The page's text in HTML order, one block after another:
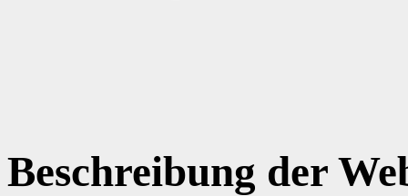
Beschreibung der